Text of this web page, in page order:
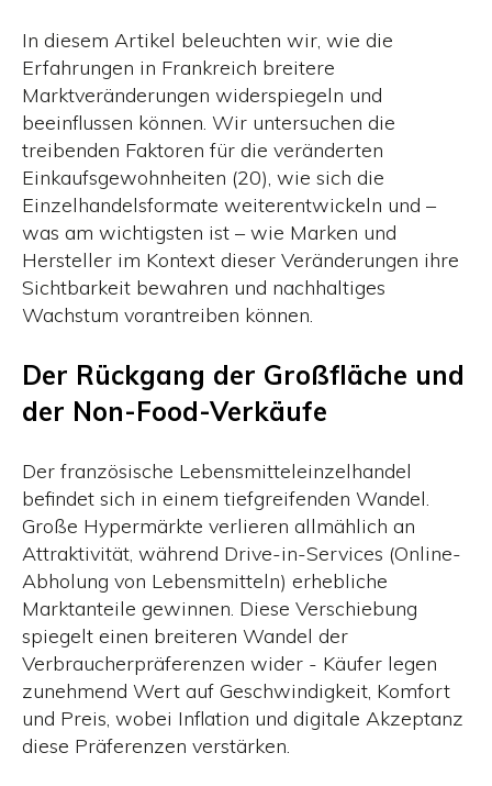
In diesem Artikel beleuchten wir, wie die
Erfahrungen in Frankreich breitere
Marktveränderungen widerspiegeln und
beeinflussen können. Wir untersuchen die
treibenden Faktoren für die veränderten
Einkaufsgewohnheiten (20), wie sich die
Einzelhandelsformate weiterentwickeln und –
was am wichtigsten ist – wie Marken und
Hersteller im Kontext dieser Veränderungen ihre
Sichtbarkeit bewahren und nachhaltiges
Wachstum vorantreiben können.
Der Rückgang der Großfläche und
der Non-Food-Verkäufe
Der französische Lebensmitteleinzelhandel
befindet sich in einem tiefgreifenden Wandel.
Große Hypermärkte verlieren allmählich an
Attraktivität, während Drive-in-Services (Online-
Abholung von Lebensmitteln) erhebliche
Marktanteile gewinnen. Diese Verschiebung
spiegelt einen breiteren Wandel der
Verbraucherpräferenzen wider - Käufer legen
zunehmend Wert auf Geschwindigkeit, Komfort
und Preis, wobei Inflation und digitale Akzeptanz
diese Präferenzen verstärken.